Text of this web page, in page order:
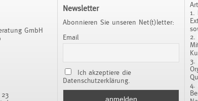
GmbH
Newsletter
Abonnieren Sie unseren Net(t)letter:
Email
Ich akzeptiere die
Datenschutzerklärung.
1.
2.
3.
4.